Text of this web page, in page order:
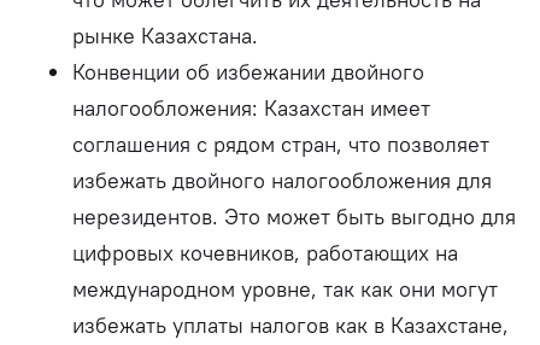
рынке Казахстана.
Конвенции об избежании двойного
налогообложения: Казахстан имеет
соглашения с рядом стран, что позволяет
избежать двойного налогообложения для
нерезидентов. Это может быть выгодно для
цифровых кочевников, работающих на
международном уровне, так как они могут
избежать уплаты налогов как в Казахстане,